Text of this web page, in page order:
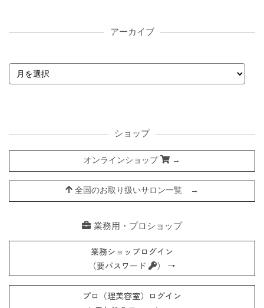
アーカイブ
ショップ
オンラインショップ →
全国のお取り扱いサロン一覧 →
業務用・プロショップ
業務ショップログイン
（要パスワード
） →
プロ（理美容室）ログイン